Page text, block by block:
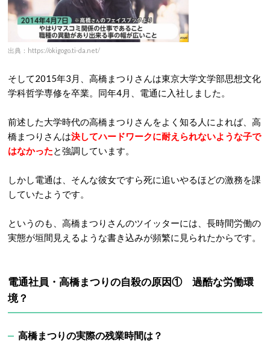
出典：https://okigogo.ti-da.net/
そして2015年3月、高橋まつりさんは東京大学文学部思想文化
学科哲学専修を卒業。同年4月、電通に入社しました。
前述した大学時代の高橋まつりさんをよく知る人によれば、高
橋まつりさんは決してハードワークに耐えられないような子で
はなかったと強調しています。
しかし電通は、そんな彼女ですら死に追いやるほどの激務を課
していたようです。
というのも、高橋まつりさんのツイッターには、長時間労働の
実態が垣間見えるような書き込みが頻繁に見られたからです。
電通社員・高橋まつりの自殺の原因① 過酷な労働環
境？
高橋まつりの実際の残業時間は？